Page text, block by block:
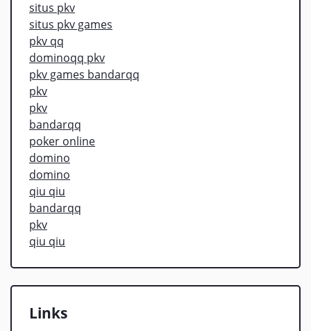
situs pkv
situs pkv games
pkv qq
dominoqq pkv
pkv games bandarqq
pkv
pkv
bandarqq
poker online
domino
domino
qiu qiu
bandarqq
pkv
qiu qiu
Links